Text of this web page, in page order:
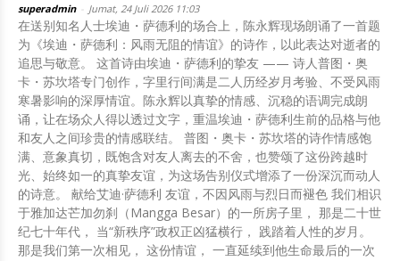
superadmin Jumat, 24 Juli 2026 11:03
在送别知名人士埃迪・萨德利的场合上，陈永辉现场朗诵了一首题
为《埃迪・萨德利：风雨无阻的情谊》的诗作，以此表达对逝者的
追思与敬意。 这首诗由埃迪・萨德利的挚友 —— 诗人普图・奥
卡・苏坎塔专门创作，字里行间满是二人历经岁月考验、不受风雨
寒暑影响的深厚情谊。陈永辉以真挚的情感、沉稳的语调完成朗
诵，让在场众人得以透过文字，重温埃迪・萨德利生前的品格与他
和友人之间珍贵的情感联结。 普图・奥卡・苏坎塔的诗作情感饱
满、意象真切，既饱含对友人离去的不舍，也赞颂了这份跨越时
光、始终如一的真挚友谊，为这场告别仪式增添了一份深沉而动人
的诗意。 献给艾迪·萨德利 友谊，不因风雨与烈日而褪色 我们相识
于雅加达芒加勿刹（Mangga Besar）的一所房子里， 那是二十世
纪七十年代， 当“新秩序”政权正凶猛横行， 践踏着人性的岁月。
那是我们第一次相见， 这份情谊， 一直延续到他生命最后的一次